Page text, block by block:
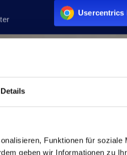
Usercentrics
Details
Funktionen für soziale
geben wir Informationen zu